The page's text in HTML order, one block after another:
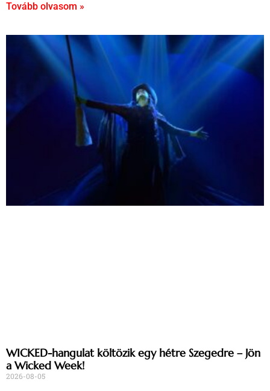
Tovább olvasom »
WICKED-hangulat költözik egy hétre Szegedre – Jön
a Wicked Week!
2026-08-05